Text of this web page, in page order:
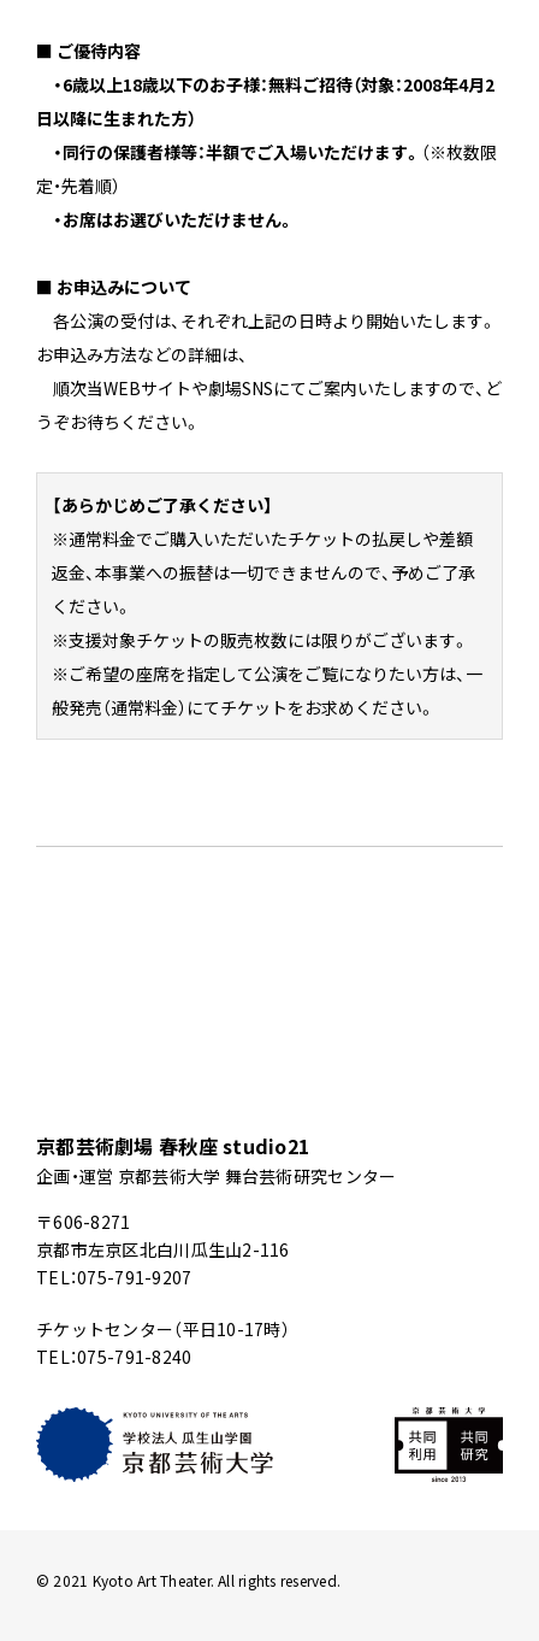
■ ご優待内容
・6歳以上18歳以下のお子様：無料ご招待（対象：2008年4月2
日以降に生まれた方）
・同行の保護者様等：半額でご入場いただけます。 （※枚数限
定・先着順）
・お席はお選びいただけません。
■ お申込みについて
各公演の受付は、それぞれ上記の日時より開始いたします。
お申込み方法などの詳細は、
順次当WEBサイトや劇場SNSにてご案内いたしますので、ど
うぞお待ちください。
【あらかじめご了承ください】
※通常料金でご購入いただいたチケットの払戻しや差額
返金、本事業への振替は一切できませんので、予めご了承
ください。
※支援対象チケットの販売枚数には限りがございます。
※ご希望の座席を指定して公演をご覧になりたい方は、一
般発売（通常料金）にてチケットをお求めください。
京都芸術劇場 春秋座 studio21
企画・運営 京都芸術大学 舞台芸術研究センター
〒606-8271
京都市左京区北白川瓜生山2-116
TEL：075-791-9207
チケットセンター（平日10-17時）
TEL：075-791-8240
© 2021 Kyoto Art Theater. All rights reserved.